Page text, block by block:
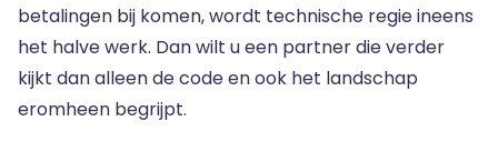
betalingen bij komen, wordt technische regie ineens
het halve werk. Dan wilt u een partner dieverder
kijkt dan alleen de codeen ook het landschap
eromheen begrijpt.